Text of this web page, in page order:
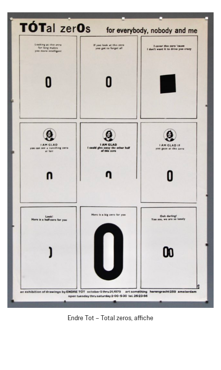
Endre Tot – Total zeros, affiche